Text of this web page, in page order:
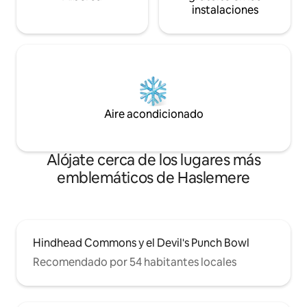
instalaciones
Aire acondicionado
Alójate cerca de los lugares más
emblemáticos de Haslemere
Hindhead Commons y el Devil's Punch Bowl
Recomendado por 54 habitantes locales